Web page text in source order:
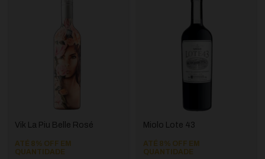
Vik La Piu Belle Rosé
ATÉ 8% OFF EM
QUANTIDADE
Miolo Lote 43
ATÉ 8% OFF EM
QUANTIDADE